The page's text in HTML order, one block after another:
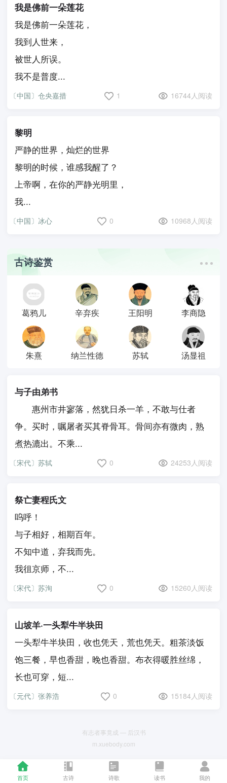
首页 古诗 诗歌 读书 我的
我是佛前一朵莲花
我是佛前一朵莲花，
我到人世来，
被世人所误。
我不是普度...
〔中国〕仓央嘉措 1 16744人阅读
黎明
严静的世界，灿烂的世界
黎明的时候，谁感我醒了？
上帝啊，在你的严静光明里，
我...
〔中国〕冰心 0 10968人阅读
古诗鉴赏
葛鸦儿 辛弃疾 王阳明 李商隐
朱熹 纳兰性德 苏轼 汤显祖
与子由弟书
惠州市井寥落，然犹日杀一羊，不敢与仕者
争。买时，嘱屠者买其脊骨耳。骨间亦有微肉，熟
煮热漉出。不乘...
〔宋代〕苏轼 0 24253人阅读
祭亡妻程氏文
呜呼！
与子相好，相期百年。
不知中道，弃我而先。
我徂京师，不...
〔宋代〕苏洵 0 15260人阅读
山坡羊·一头犁牛半块田
一头犁牛半块田，收也凭天，荒也凭天。粗茶淡饭
饱三餐，早也香甜，晚也香甜。布衣得暖胜丝绵，
长也可穿，短...
〔元代〕张养浩 0 15184人阅读
有志者事竟成 — 后汉书
m.xuebody.com